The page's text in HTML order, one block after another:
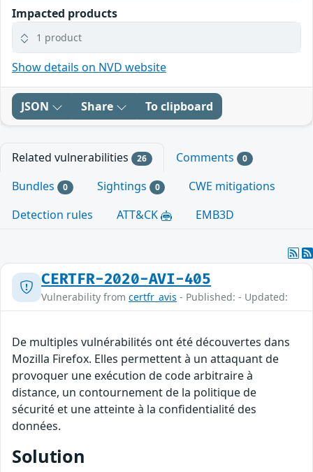
Impacted products
1 product
Show details on NVD website
JSON Share To clipboard
Related vulnerabilities 26 Comments 0
Bundles 0 Sightings 0
CWE mitigations
Detection rules
ATT&CK EMB3D
CERTFR-2020-AVI-405
Vulnerability from certfr_avis - Published: - Updated:
De multiples vulnérabilités ont été découvertes dans
Mozilla Firefox. Elles permettent à un attaquant de
provoquer une exécution de code arbitraire à
distance, un contournement de la politique de
sécurité et une atteinte à la confidentialité des
données.
Solution